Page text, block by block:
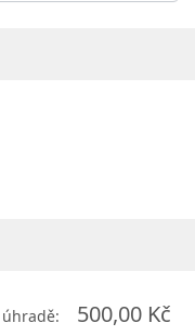
úhradě: 500,00 Kč